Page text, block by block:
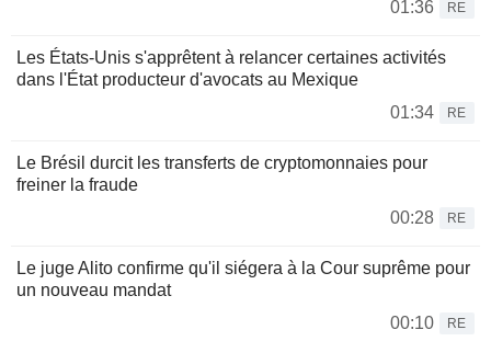
01:36 RE
Les États-Unis s'apprêtent à relancer certaines activités
dans l'État producteur d'avocats au Mexique
01:34
RE
Le Brésil durcit les transferts de cryptomonnaies pour
freiner la fraude
00:28
RE
Le juge Alito confirme qu'il siégera à la Cour suprême pour
un nouveau mandat
00:10
RE